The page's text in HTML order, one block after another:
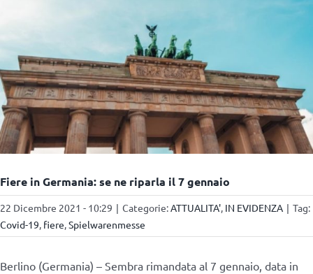
Fiere in Germania: se ne riparla il 7 gennaio
22 Dicembre 2021 - 10:29 | Categorie:ATTUALITA', IN EVIDENZA | Tag:
Covid-19, fiere,Spielwarenmesse
Berlino (Germania) – Sembra rimandata al 7 gennaio, data in